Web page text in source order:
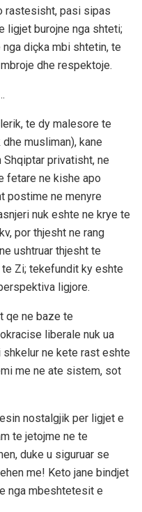
rastesisht, pasi sipas
ligjet burojne nga shteti;
diçka mbi shtetin, te
dhe respektoje.
te dy malesore te
musliman), kane
privatisht, ne
fetare ne kishe apo
postime ne menyre
nuk eshte ne krye te
por thjesht ne rang
ushtruar thjesht te
Zi; tekefundit ky eshte
ligjore.
qe ne baze te
liberale nuk ua
ne kete rast eshte
me ne ate sistem, sot
nostalgjik per ligjet e
te jetojme ne te
duke u siguruar se
me! Keto jane bindjet
nga mbeshtetesit e